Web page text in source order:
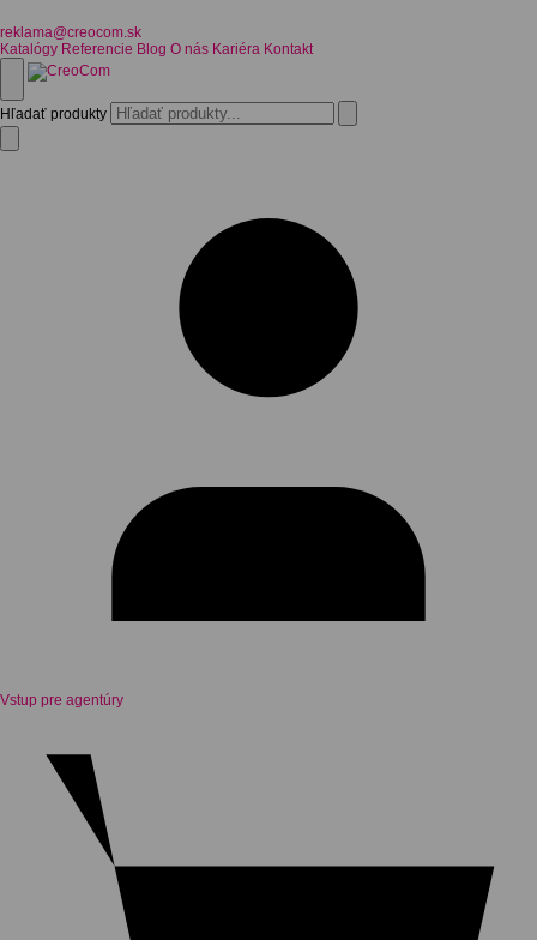
reklama@creocom.sk
Katalógy Referencie Blog O nás Kariéra Kontakt
Hľadať produkty
Vstup pre agentúry